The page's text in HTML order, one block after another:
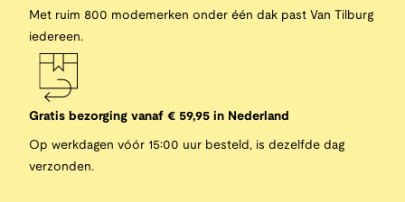
Met ruim 800 modemerken onder één dak past Van Tilburg
iedereen.
Gratis bezorging vanaf € 59,95 in Nederland
Op werkdagen vóór 15:00 uur besteld, is dezelfde dag
verzonden.